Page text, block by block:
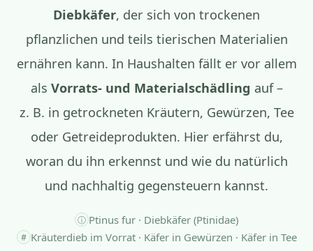
Diebkäfer, der sich von trockenen
pflanzlichen und teils tierischen Materialien
ernähren kann. In Haushalten fällt er vor allem
als Vorrats- und Materialschädling auf –
z. B. in getrockneten Kräutern, Gewürzen, Tee
oder Getreideprodukten. Hier erfährst du,
woran du ihn erkennst und wie du natürlich
und nachhaltig gegensteuern kannst.
ⓘ Ptinus fur · Diebkäfer (Ptinidae)
# Kräuterdieb im Vorrat · Käfer in Gewürzen · Käfer in Tee